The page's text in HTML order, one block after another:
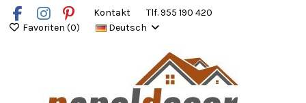
Kontakt
Tlf. 955 190 420
Favoriten (0) Deutsch